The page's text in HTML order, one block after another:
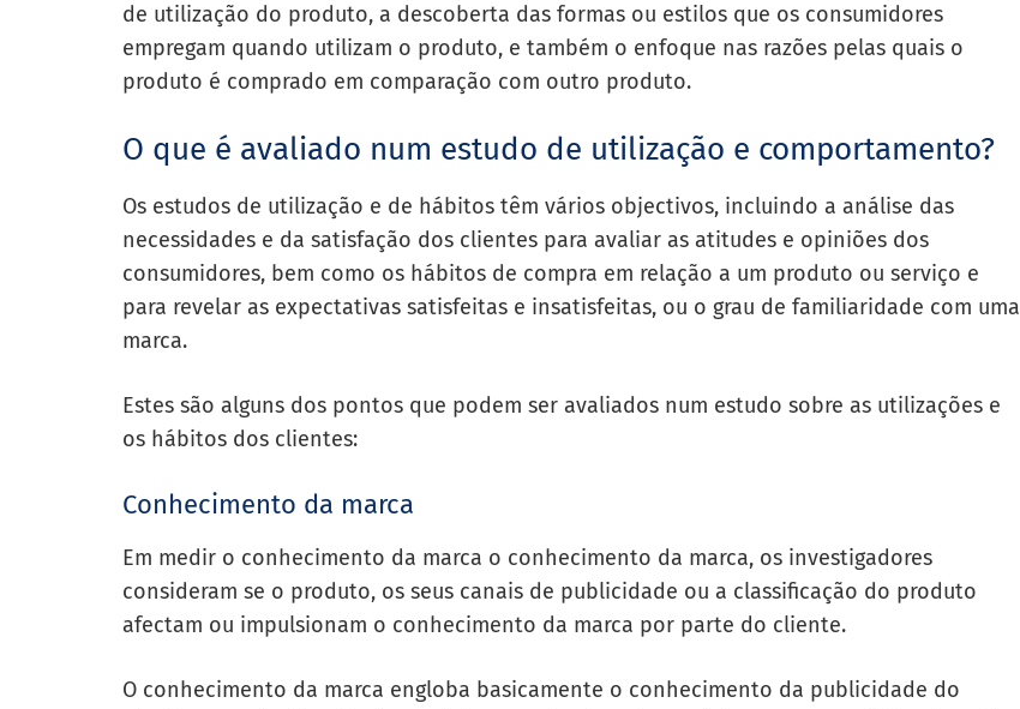
de utilização do produto, a descoberta das formas ou estilos que os consumidores
empregam quando utilizam o produto, e também o enfoque nas razões pelas quais o
produto é comprado em comparação com outro produto.
O que é avaliado num estudo de utilização e comportamento?
Os estudos de utilização e de hábitos têm vários objectivos, incluindo a análise das
necessidades e da satisfação dos clientes para avaliar as atitudes e opiniões dos
consumidores, bem como os hábitos de compra em relação a um produto ou serviço e
para revelar as expectativas satisfeitas e insatisfeitas, ou o grau de familiaridade com uma
marca.
Estes são alguns dos pontos que podem ser avaliados num estudo sobre as utilizações e
os hábitos dos clientes:
Conhecimento da marca
Em medir o conhecimento da marca o conhecimento da marca, os investigadores
consideram se o produto, os seus canais de publicidade ou a classificação do produto
afectam ou impulsionam o conhecimento da marca por parte do cliente.
O conhecimento da marca engloba basicamente o conhecimento da publicidade do